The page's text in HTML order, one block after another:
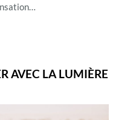
AVEC LA LUMIÈRE